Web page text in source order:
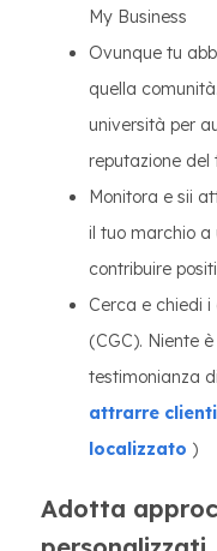
My Business
Ovunque tu
quella
università per
reputazione del
Monitora e sii
il tuo marchio
contribuire
Cerca e chiedi
(CGC). Niente
testimonianza
attrarre
localizzato )
Adotta